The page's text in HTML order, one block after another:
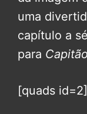
uma
capítulo a
para
[quads id=2]